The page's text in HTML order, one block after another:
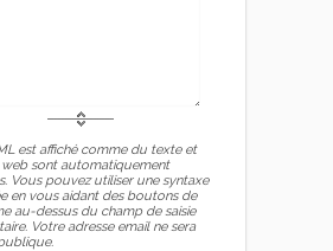
est affiché comme du texte et
web sont automatiquement
Vous pouvez utiliser une syntaxe
en vous aidant des boutons de
au-dessus du champ de saisie
Votre adresse email ne sera